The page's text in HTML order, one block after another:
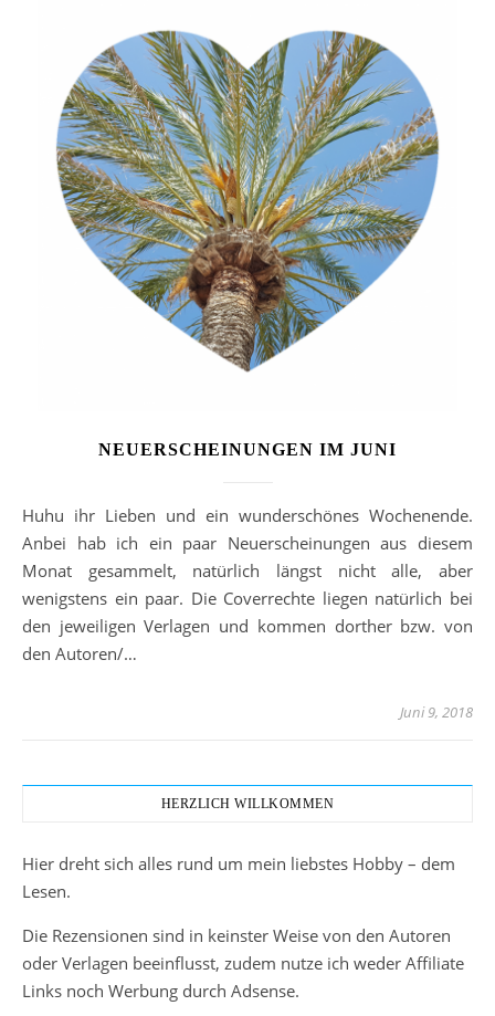
NEUERSCHEINUNGEN IM JUNI
Huhu ihr Lieben und ein wunderschönes Wochenende.
Anbei hab ich ein paar Neuerscheinungen aus diesem
Monat gesammelt, natürlich längst nicht alle, aber
wenigstens ein paar. Die Coverrechte liegen natürlich bei
den jeweiligen Verlagen und kommen dorther bzw. von
den Autoren/…
Juni 9, 2018
HERZLICH WILLKOMMEN
Hier dreht sich alles rund um mein liebstes Hobby – dem
Lesen.
Die Rezensionen sind in keinster Weise von den Autoren
oder Verlagen beeinflusst, zudem nutze ich weder Affiliate
Links noch Werbung durch Adsense.